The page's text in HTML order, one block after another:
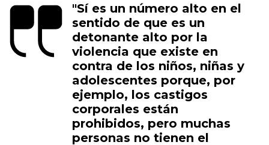
"Sí es un número alto en el
sentido de que es un
detonante alto por la
violencia que existe en
contra de los niños, niñas y
adolescentes porque, por
ejemplo, los castigos
corporales están
prohibidos, pero muchas
personas no tienen el